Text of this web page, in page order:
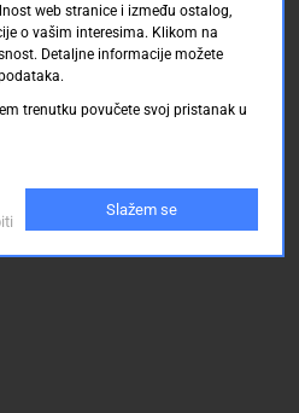
web stranice i između ostalog,
o vašim interesima. Klikom na
Detaljne informacije možete
trenutku povučete svoj pristanak u
Slažem se